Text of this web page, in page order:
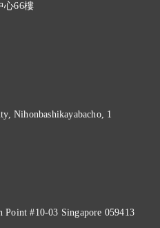
心66樓
Nihonbashikayabacho, 1
Point #10-03 Singapore 059413